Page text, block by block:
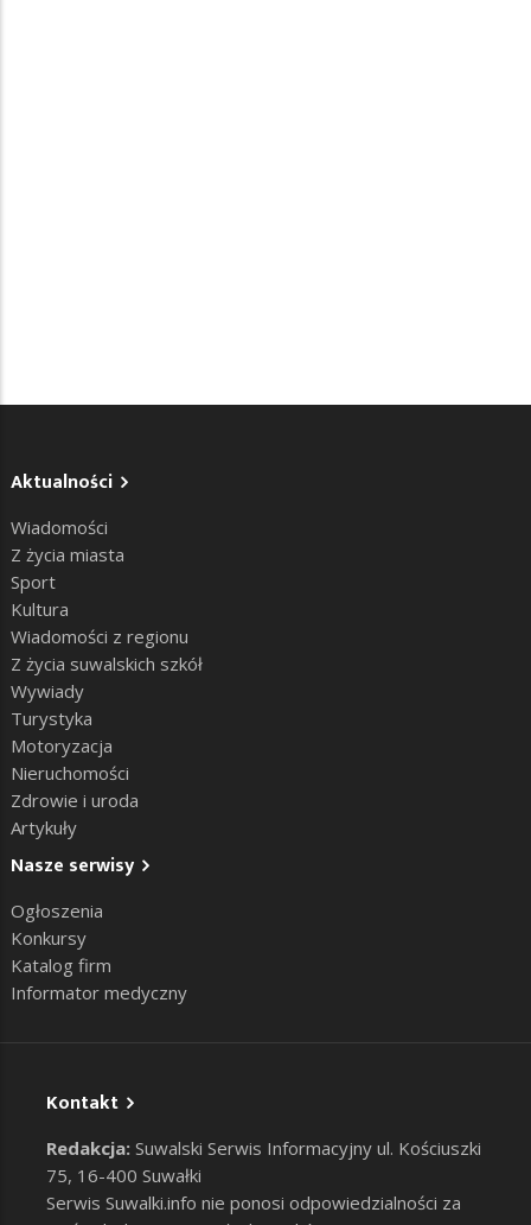
Aktualności
Wiadomości
Z życia miasta
Sport
Kultura
Wiadomości z regionu
Z życia suwalskich szkół
Wywiady
Turystyka
Motoryzacja
Nieruchomości
Zdrowie i uroda
Artykuły
Nasze serwisy
Ogłoszenia
Konkursy
Katalog firm
Informator medyczny
Kontakt
Redakcja: Suwalski Serwis Informacyjny ul. Kościuszki
75, 16-400 Suwałki
Serwis Suwalki.info nie ponosi odpowiedzialności za